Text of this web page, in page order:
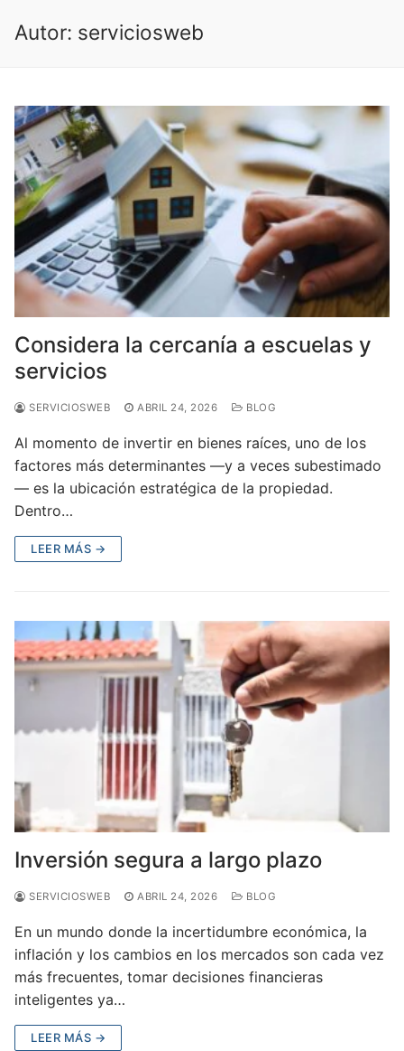
Autor: serviciosweb
Considera la cercanía a escuelas y
servicios
SERVICIOSWEB ABRIL 24, 2026 BLOG
Al momento de invertir en bienes raíces, uno de los
factores más determinantes —y a veces subestimado
— es la ubicación estratégica de la propiedad.
Dentro…
LEER MÁS →
Inversión segura a largo plazo
SERVICIOSWEB ABRIL 24, 2026 BLOG
En un mundo donde la incertidumbre económica, la
inflación y los cambios en los mercados son cada vez
más frecuentes, tomar decisiones financieras
inteligentes ya…
LEER MÁS →